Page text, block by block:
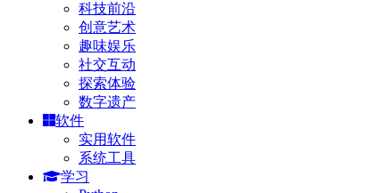
科技前沿
创意艺术
趣味娱乐
社交互动
探索体验
数字遗产
软件
实用软件
系统工具
学习